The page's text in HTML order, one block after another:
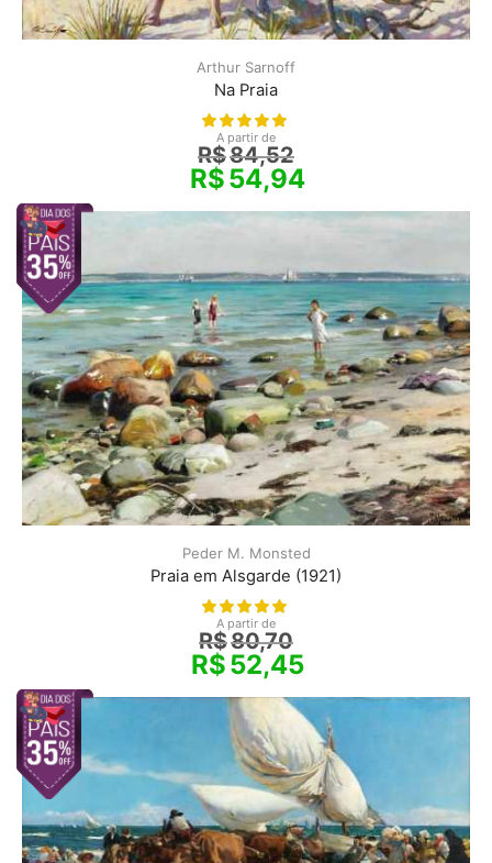
Arthur Sarnoff
Na Praia
A partir de
R$84,52
R$54,94
Peder M. Monsted
Praia em Alsgarde (1921)
A partir de
R$80,70
R$52,45